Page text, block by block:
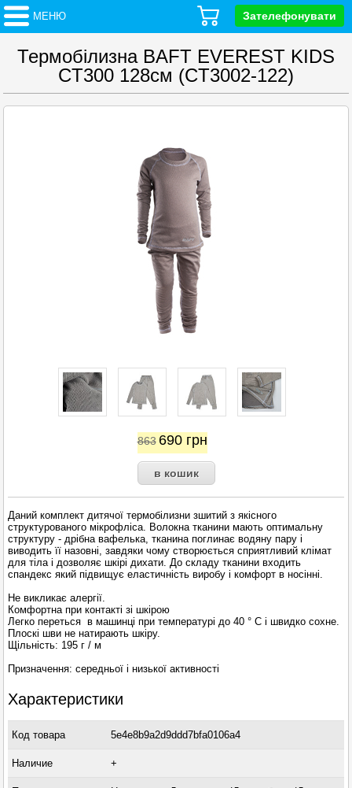
МЕНЮ Зателефонувати
Термобілизна BAFT EVEREST KIDS
CT300 128см (CT3002-122)
863 690 грн
Даний комплект дитячої термобілизни зшитий з якісного
структурованого мікрофліса. Волокна тканини мають оптимальну
структуру - дрібна вафелька, тканина поглинає водяну пару і
виводить її назовні, завдяки чому створюється сприятливий клімат
для тіла і дозволяє шкірі дихати. До складу тканини входить
спандекс який підвищує еластичність виробу і комфорт в носінні.
Не викликає алергії.
Комфортна при контакті зі шкірою
Легко переться в машинці при температурі до 40 ° С і швидко сохне.
Плоскі шви не натирають шкіру.
Щільність: 195 г / м
Призначення: середньої і низької активності
Характеристики
Код товара 5e4e8b9a2d9ddd7bfa0106a4
Наличие +